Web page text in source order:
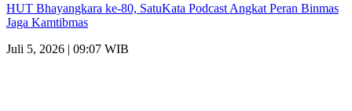
HUT Bhayangkara ke-80, SatuKata Podcast Angkat Peran Binmas
Jaga Kamtibmas
Juli 5, 2026 | 09:07 WIB